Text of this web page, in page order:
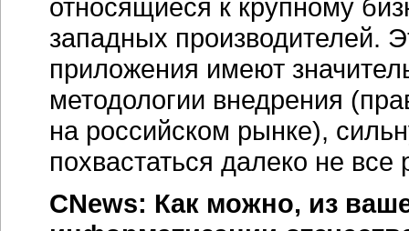
относящиеся к крупному
западных производителей.
приложения имеют
методологии внедрения
на российском рынке),
похвастаться далеко не
CNews: Как можно, из